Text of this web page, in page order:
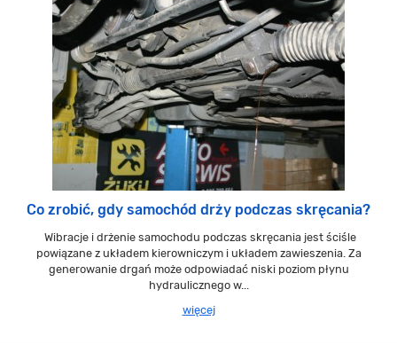
Co zrobić, gdy samochód drży podczas skręcania?
Wibracje i drżenie samochodu podczas skręcania jest ściśle
powiązane z układem kierowniczym i układem zawieszenia. Za
generowanie drgań może odpowiadać niski poziom płynu
hydraulicznego w...
więcej